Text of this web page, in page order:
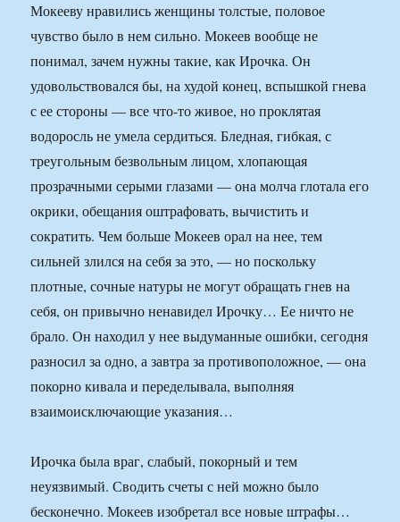
Мокееву нравились женщины толстые, половое
чувство было в нем сильно. Мокеев вообще не
понимал, зачем нужны такие, как Ирочка. Он
удовольствовался бы, на худой конец, вспышкой гнева
с ее стороны — все что-то живое, но проклятая
водоросль не умела сердиться. Бледная, гибкая, с
треугольным безвольным лицом, хлопающая
прозрачными серыми глазами — она молча глотала его
окрики, обещания оштрафовать, вычистить и
сократить. Чем больше Мокеев орал на нее, тем
сильней злился на себя за это, — но поскольку
плотные, сочные натуры не могут обращать гнев на
себя, он привычно ненавидел Ирочку… Ее ничто не
брало. Он находил у нее выдуманные ошибки, сегодня
разносил за одно, а завтра за противоположное, — она
покорно кивала и переделывала, выполняя
взаимоисключающие указания…
Ирочка была враг, слабый, покорный и тем
неуязвимый. Сводить счеты с ней можно было
бесконечно. Мокеев изобретал все новые штрафы…